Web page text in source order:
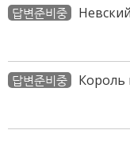
답변준비중
답변준비중 Король